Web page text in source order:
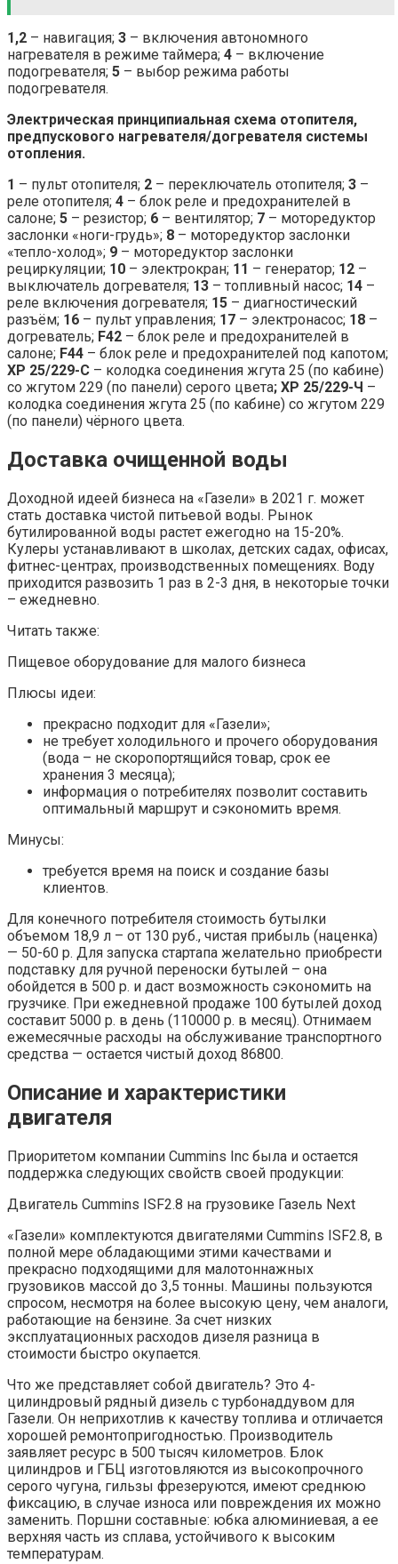
1,2 – навигация; 3 – включения автономного
нагревателя в режиме таймера; 4 – включение
подогревателя; 5 – выбор режима работы
подогревателя.
Электрическая принципиальная схема отопителя,
предпускового нагревателя/догревателя системы
отопления.
1 – пульт отопителя; 2 – переключатель отопителя; 3 –
реле отопителя; 4 – блок реле и предохранителей в
салоне; 5 – резистор; 6 – вентилятор; 7 – моторедуктор
заслонки «ноги-грудь»; 8 – моторедуктор заслонки
«тепло-холод»; 9 – моторедуктор заслонки
рециркуляции; 10 – электрокран; 11 – генератор; 12 –
выключатель догревателя; 13 – топливный насос; 14 –
реле включения догревателя; 15 – диагностический
разъём; 16 – пульт управления; 17 – электронасос; 18 –
догреватель; F42 – блок реле и предохранителей в
салоне; F44 – блок реле и предохранителей под капотом;
XP 25/229-С – колодка соединения жгута 25 (по кабине)
со жгутом 229 (по панели) серого цвета; ХР 25/229-Ч –
колодка соединения жгута 25 (по кабине) со жгутом 229
(по панели) чёрного цвета.
Доставка очищенной воды
Доходной идеей бизнеса на «Газели» в 2021 г. может
стать доставка чистой питьевой воды. Рынок
бутилированной воды растет ежегодно на 15-20%.
Кулеры устанавливают в школах, детских садах, офисах,
фитнес-центрах, производственных помещениях. Воду
приходится развозить 1 раз в 2-3 дня, в некоторые точки
– ежедневно.
Читать также:
Пищевое оборудование для малого бизнеса
Плюсы идеи:
прекрасно подходит для «Газели»;
не требует холодильного и прочего оборудования
(вода – не скоропортящийся товар, срок ее
хранения 3 месяца);
информация о потребителях позволит составить
оптимальный маршрут и сэкономить время.
Минусы:
требуется время на поиск и создание базы
клиентов.
Для конечного потребителя стоимость бутылки
объемом 18,9 л – от 130 руб., чистая прибыль (наценка)
— 50-60 р. Для запуска стартапа желательно приобрести
подставку для ручной переноски бутылей – она
обойдется в 500 р. и даст возможность сэкономить на
грузчике. При ежедневной продаже 100 бутылей доход
составит 5000 р. в день (110000 р. в месяц). Отнимаем
ежемесячные расходы на обслуживание транспортного
средства — остается чистый доход 86800.
Описание и характеристики
двигателя
Приоритетом компании Cummins Inc была и остается
поддержка следующих свойств своей продукции:
Двигатель Cummins ISF2.8 на грузовике Газель Next
«Газели» комплектуются двигателями Cummins ISF2.8, в
полной мере обладающими этими качествами и
прекрасно подходящими для малотоннажных
грузовиков массой до 3,5 тонны. Машины пользуются
спросом, несмотря на более высокую цену, чем аналоги,
работающие на бензине. За счет низких
эксплуатационных расходов дизеля разница в
стоимости быстро окупается.
Что же представляет собой двигатель? Это 4-
цилиндровый рядный дизель с турбонаддувом для
Газели. Он неприхотлив к качеству топлива и отличается
хорошей ремонтопригодностью. Производитель
заявляет ресурс в 500 тысяч километров. Блок
цилиндров и ГБЦ изготовляются из высокопрочного
серого чугуна, гильзы фрезеруются, имеют среднюю
фиксацию, в случае износа или повреждения их можно
заменить. Поршни составные: юбка алюминиевая, а ее
верхняя часть из сплава, устойчивого к высоким
температурам.